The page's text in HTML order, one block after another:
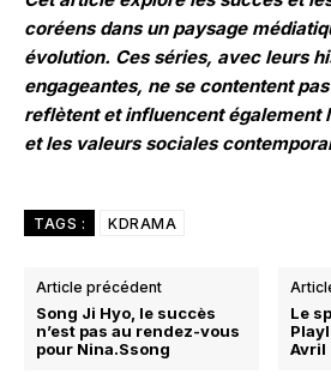
coréens dans un paysage
évolution. Ces séries, avec leurs
engageantes, ne se contentent
reflètent et influencent également
et les valeurs sociales
TAGS : KDRAMA
Article précédent
Song Ji Hyo, le succès
n’est pas au rendez-vous
pour Nina.Ssong
Le
Avril